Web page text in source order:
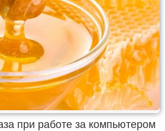
при работе за компьютером